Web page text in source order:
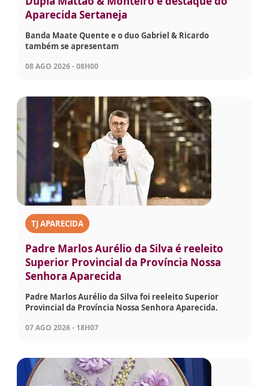
Aparecida Sertaneja
Banda Maate Quente e o duo Gabriel & Ricardo
também se apresentam
08 AGO 2026 - 08H00
TJ APARECIDA
Padre Marlos Aurélio da Silva é reeleito
Superior Provincial da Província Nossa
Senhora Aparecida
Padre Marlos Aurélio da Silva foi reeleito Superior
Provincial da Província Nossa Senhora Aparecida.
07 AGO 2026 - 18H07